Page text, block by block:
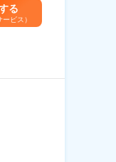
る
ービス）